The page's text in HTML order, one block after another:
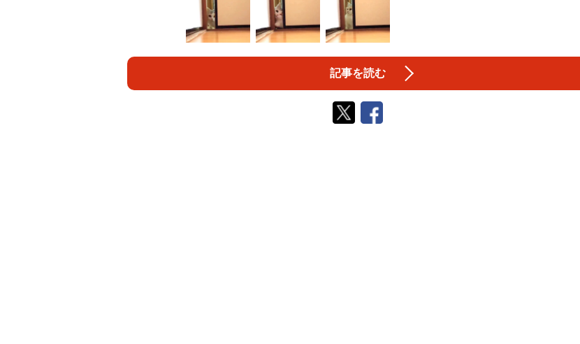
記事を読む